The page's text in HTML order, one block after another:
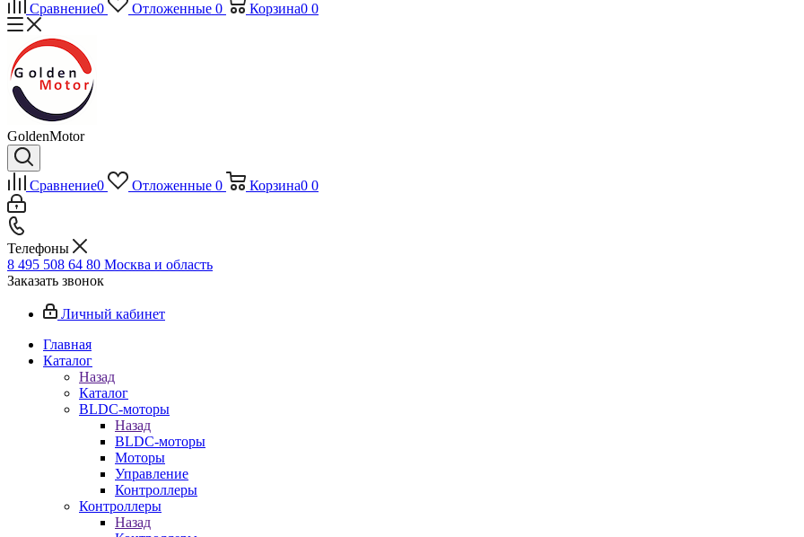
Сравнение0 Отложенные 0 Корзина0 0
GoldenMotor
Сравнение0 Отложенные 0 Корзина0 0
Телефоны
8 495 508 64 80 Москва и область
Заказать звонок
Личный кабинет
Главная
Каталог
Назад
Каталог
BLDC-моторы
Назад
BLDC-моторы
Моторы
Управление
Контроллеры
Контроллеры
Назад